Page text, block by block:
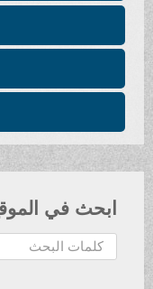
ابحث في الموقع